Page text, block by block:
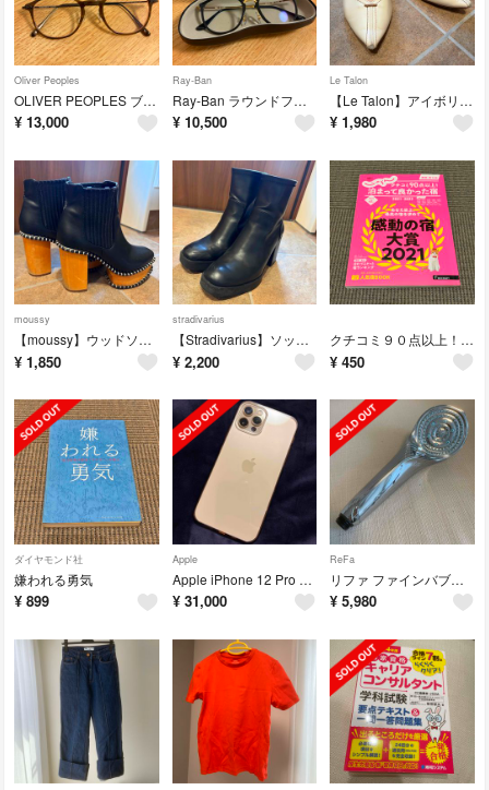
Oliver Peoples
OLIVER PEOPLES ブラウンオーバルメガネ ケース付き
¥ 13,000
Ray-Ban
Ray-Ban ラウンドフレーム サングラス
¥ 10,500
Le Talon
【Le Talon】アイボリーポインテッドトゥフラットシューズ
¥ 1,980
moussy
【moussy】ウッドソール厚底ブーツ
¥ 1,850
stradivarius
【Stradivarius】ソックスブーツ
¥ 2,200
クチコミ９０点以上！泊まって良かった宿 関東・東北版
¥ 450
ダイヤモンド社
嫌われる勇気
¥ 899
Apple
Apple iPhone 12 Pro ゴールド ※Face IDのみ故障
¥ 31,000
ReFa
リファ ファインバブルS 本体(付属品なし)
¥ 5,980